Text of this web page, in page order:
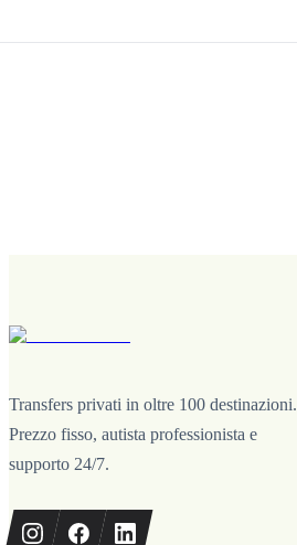
Transfers privati in oltre 100 destinazioni.
Prezzo fisso, autista professionista e
supporto 24/7.